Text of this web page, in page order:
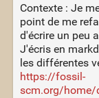
Contexte : Je
point de me
d'écrire un peu
J'écris en
les différentes
https://fossil-
scm.org/